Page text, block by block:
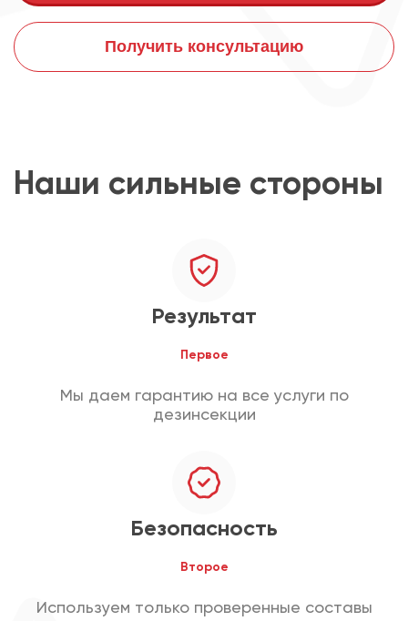
Получить консультацию
Наши сильные стороны
Результат
Первое
Мы даем гарантию на все услуги по
дезинсекции
Безопасность
Второе
Используем только проверенные составы